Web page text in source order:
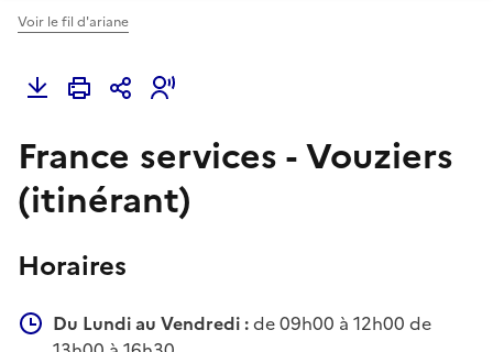
Voir le fil d'ariane
France services - Vouziers
(itinérant)
Horaires
Du Lundi au Vendredi :de 09h00 à 12h00 de